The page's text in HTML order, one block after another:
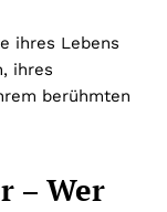
ihres Lebens
ihres
berühmten
– Wer